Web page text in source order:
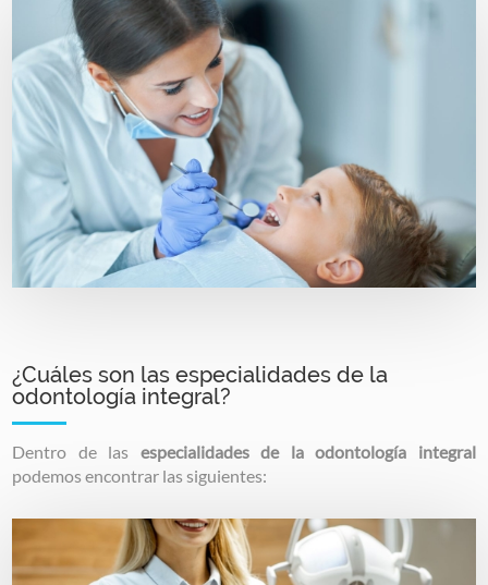
Image
¿Cuáles son las especialidades de la
odontología integral?
Dentro de las especialidades de la odontología integral
podemos encontrar las siguientes:
Image